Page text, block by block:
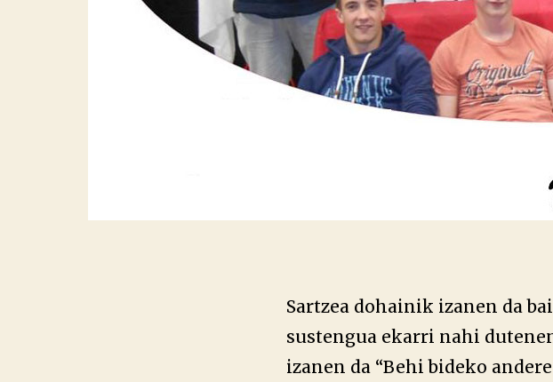
Sartzea dohainik izanen da
sustengua ekarri nahi
izanen da “Behi bideko